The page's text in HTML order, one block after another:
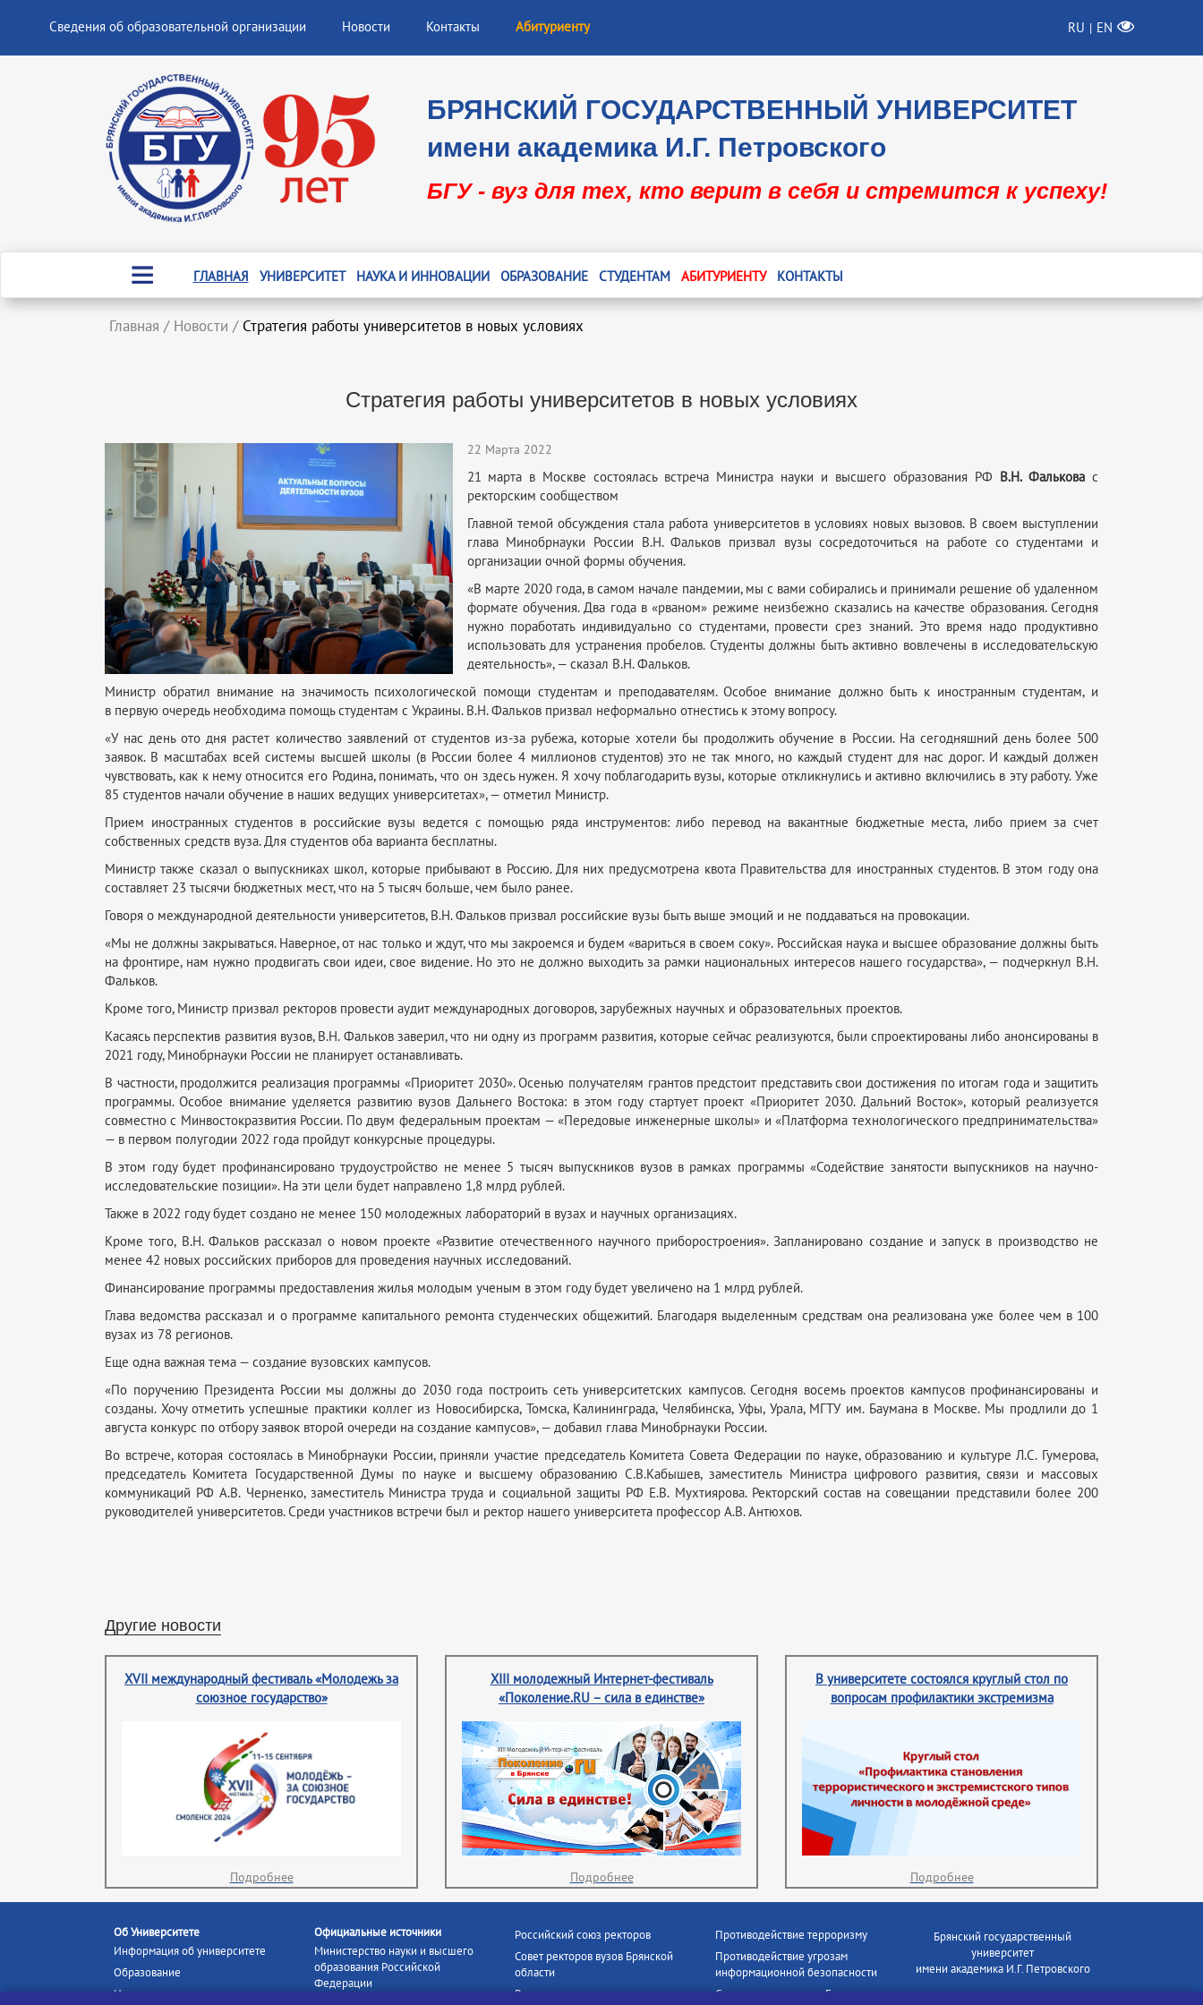
Сведения об образовательной организации Новости Контакты Абитуриенту RU | EN
БРЯНСКИЙ ГОСУДАРСТВЕННЫЙ УНИВЕРСИТЕТ
имени академика И.Г. Петровского
БГУ - вуз для тех, кто верит в себя и стремится к успеху!
ГЛАВНАЯ УНИВЕРСИТЕТ НАУКА И ИННОВАЦИИ ОБРАЗОВАНИЕ СТУДЕНТАМ АБИТУРИЕНТУ КОНТАКТЫ
Главная / Новости / Стратегия работы университетов в новых условиях
Стратегия работы университетов в новых условиях
22 Марта 2022
21 марта в Москве состоялась встреча Министра науки и высшего образования РФ В.Н. Фальковас
ректорским сообществом
Главной темой обсуждения стала работа университетов в условиях новых вызовов. В своем выступлении
глава Минобрнауки России В.Н. Фальков призвал вузы сосредоточиться на работе со студентами и
организации очной формы обучения.
«В марте 2020 года, в самом начале пандемии, мы с вами собирались и принимали решение об удаленном
формате обучения. Два года в «рваном» режиме неизбежно сказались на качестве образования. Сегодня
нужно поработать индивидуально со студентами, провести срез знаний. Это время надо продуктивно
использовать для устранения пробелов. Студенты должны быть активно вовлечены в исследовательскую
деятельность», — сказал В.Н. Фальков.
Министр обратил внимание на значимость психологической помощи студентам и преподавателям. Особое внимание должно быть к иностранным студентам, и
в первую очередь необходима помощь студентам с Украины. В.Н. Фальков призвал неформально отнестись к этому вопросу.
«У нас день ото дня растет количество заявлений от студентов из-за рубежа, которые хотели бы продолжить обучение в России. На сегодняшний день более 500
заявок. В масштабах всей системы высшей школы (в России более 4 миллионов студентов) это не так много, но каждый студент для нас дорог. И каждый должен
чувствовать, как к нему относится его Родина, понимать, что он здесь нужен. Я хочу поблагодарить вузы, которые откликнулись и активно включились в эту работу. Уже
85 студентов начали обучение в наших ведущих университетах», — отметил Министр.
Прием иностранных студентов в российские вузы ведется с помощью ряда инструментов: либо перевод на вакантные бюджетные места, либо прием за счет
собственных средств вуза. Для студентов оба варианта бесплатны.
Министр также сказал о выпускниках школ, которые прибывают в Россию. Для них предусмотрена квота Правительства для иностранных студентов. В этом году она
составляет 23 тысячи бюджетных мест, что на 5 тысяч больше, чем было ранее.
Говоря о международной деятельности университетов, В.Н. Фальков призвал российские вузы быть выше эмоций и не поддаваться на провокации.
«Мы не должны закрываться. Наверное, от нас только и ждут, что мы закроемся и будем «вариться в своем соку». Российская наука и высшее образование должны быть
на фронтире, нам нужно продвигать свои идеи, свое видение. Но это не должно выходить за рамки национальных интересов нашего государства», — подчеркнул В.Н.
Фальков.
Кроме того, Министр призвал ректоров провести аудит международных договоров, зарубежных научных и образовательных проектов.
Касаясь перспектив развития вузов, В.Н. Фальков заверил, что ни одну из программ развития, которые сейчас реализуются, были спроектированы либо анонсированы в
2021 году, Минобрнауки России не планирует останавливать.
В частности, продолжится реализация программы «Приоритет 2030». Осенью получателям грантов предстоит представить свои достижения по итогам года и защитить
программы. Особое внимание уделяется развитию вузов Дальнего Востока: в этом году стартует проект «Приоритет 2030. Дальний Восток», который реализуется
совместно с Минвостокразвития России. По двум федеральным проектам — «Передовые инженерные школы» и «Платформа технологического предпринимательства»
— в первом полугодии 2022 года пройдут конкурсные процедуры.
В этом году будет профинансировано трудоустройство не менее 5 тысяч выпускников вузов в рамках программы «Содействие занятости выпускников на научно-
исследовательские позиции». На эти цели будет направлено 1,8 млрд рублей.
Также в 2022 году будет создано не менее 150 молодежных лабораторий в вузах и научных организациях.
Кроме того, В.Н. Фальков рассказал о новом проекте «Развитие отечественного научного приборостроения». Запланировано создание и запуск в производство не
менее 42 новых российских приборов для проведения научных исследований.
Финансирование программы предоставления жилья молодым ученым в этом году будет увеличено на 1 млрд рублей.
Глава ведомства рассказал и о программе капитального ремонта студенческих общежитий. Благодаря выделенным средствам она реализована уже более чем в 100
вузах из 78 регионов.
Еще одна важная тема — создание вузовских кампусов.
«По поручению Президента России мы должны до 2030 года построить сеть университетских кампусов. Сегодня восемь проектов кампусов профинансированы и
созданы. Хочу отметить успешные практики коллег из Новосибирска, Томска, Калининграда, Челябинска, Уфы, Урала, МГТУ им. Баумана в Москве. Мы продлили до 1
августа конкурс по отбору заявок второй очереди на создание кампусов», — добавил глава Минобрнауки России.
Во встрече, которая состоялась в Минобрнауки России, приняли участие председатель Комитета Совета Федерации по науке, образованию и культуре Л.С. Гумерова,
председатель Комитета Государственной Думы по науке и высшему образованию С.В.Кабышев, заместитель Министра цифрового развития, связи и массовых
коммуникаций РФ А.В. Черненко, заместитель Министра труда и социальной защиты РФ Е.В. Мухтиярова. Ректорский состав на совещании представили более 200
руководителей университетов. Среди участников встречи был и ректор нашего университета профессор А.В. Антюхов.
Другие новости
XVII международный фестиваль «Молодежь за
союзное государство»
Подробнее
XIII молодежный Интернет-фестиваль
«Поколение.RU – сила в единстве»
Подробнее
В университете состоялся круглый стол по
вопросам профилактики экстремизма
Подробнее
Об Университете
Информация об университете
Образование
Наука и инновации
Официальные источники
Министерство науки и высшего
образования Российской
Федерации
Российский союз ректоров
Совет ректоров вузов Брянской
области
Росстудцентр
Противодействие терроризму
Противодействие угрозам
информационной безопасности
Социальные ролики - Генеральная
Брянский государственный
университет
имени академика И.Г. Петровского